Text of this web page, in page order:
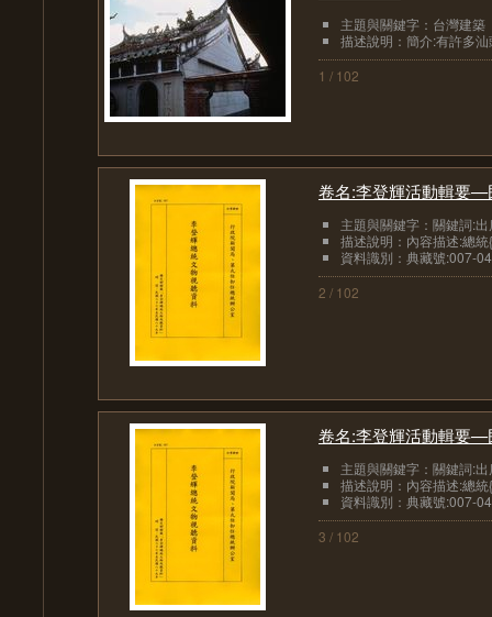
主題與關鍵字：台灣建築
描述說明：簡介:有許多
1 / 102
卷名:李登輝活動輯要—
主題與關鍵字：關鍵詞:
描述說明：內容描述:總
資料識別：典藏號:007-
2 / 102
卷名:李登輝活動輯要—
主題與關鍵字：關鍵詞:
描述說明：內容描述:總
資料識別：典藏號:007-
3 / 102